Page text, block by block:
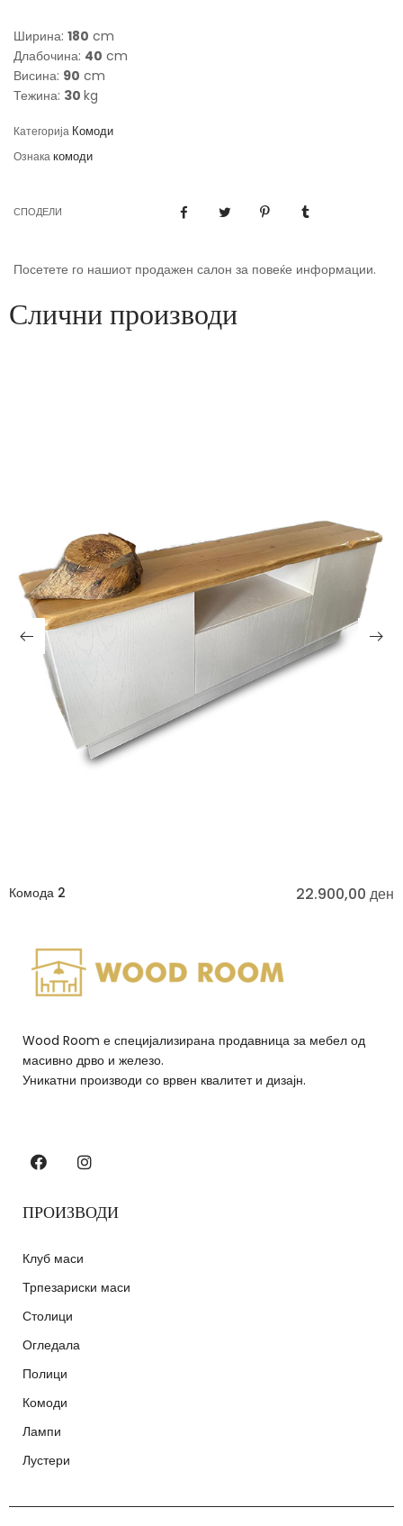
Ширина: 180 cm
Длабочина: 40 cm
Висина: 90 cm
Тежина: 30 kg
Категорија Комоди
Ознакакомоди
СПОДЕЛИ
Посетете го нашиот продажен салон за повеќе информации.
Слични производи
Комода 2 22.900,00 ден
Wood Room е специјализирана продавница за мебел од
масивно дрво и железо.
Уникатни производи со врвен квалитет и дизајн.
ПРОИЗВОДИ
Клуб маси
Трпезариски маси
Столици
Огледала
Полици
Комоди
Лампи
Лустери